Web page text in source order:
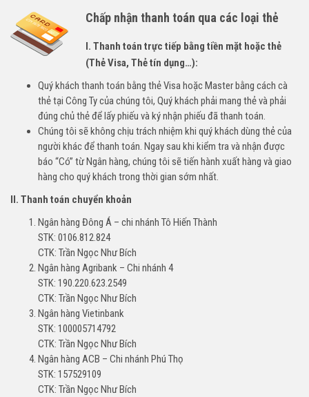
Chấp nhận thanh toán qua các loại thẻ
I. Thanh toán trực tiếp bằng tiền mặt hoặc thẻ
(Thẻ Visa, Thẻ tín dụng…):
Quý khách thanh toán bằng thẻ Visa hoặc Master bằng cách cà
thẻ tại Công Ty của chúng tôi, Quý khách phải mang thẻ và phải
đúng chủ thẻ để lấy phiếu và ký nhận phiếu đã thanh toán.
Chúng tôi sẽ không chịu trách nhiệm khi quý khách dùng thẻ của
người khác để thanh toán. Ngay sau khi kiểm tra và nhận được
báo “Có” từ Ngân hàng, chúng tôi sẽ tiến hành xuất hàng và giao
hàng cho quý khách trong thời gian sớm nhất.
II. Thanh toán chuyển khoản
Ngân hàng Đông Á – chi nhánh Tô Hiến Thành
STK: 0106.812.824
CTK: Trần Ngọc Như Bích
Ngân hàng Agribank – Chi nhánh 4
STK: 190.220.623.2549
CTK: Trần Ngọc Như Bích
Ngân hàng Vietinbank
STK: 100005714792
CTK: Trần Ngọc Như Bích
Ngân hàng ACB – Chi nhánh Phú Thọ
STK: 157529109
CTK: Trần Ngọc Như Bích